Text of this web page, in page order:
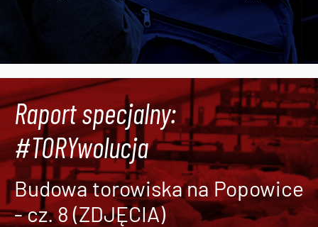
Raport specjalny:
#TORYwolucja
Budowa torowiska na Popowice
- cz. 8 (ZDJĘCIA)